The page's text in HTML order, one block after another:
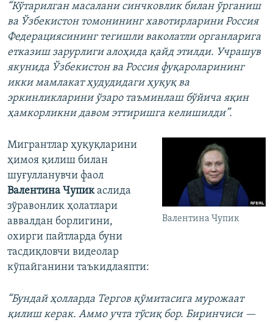
“Кўтарилган масалани синчковлик билан ўрганиш
ва Ўзбекистон томонининг хавотирларини Россия
Федерациясининг тегишли ваколатли органларига
етказиш зарурлиги алоҳида қайд этилди. Учрашув
якунида Ўзбекистон ва Россия фуқароларининг
икки мамлакат ҳудудидаги ҳуқуқ ва
эркинликларини ўзаро таъминлаш бўйича яқин
ҳамкорликни давом эттиришга келишилди”.
Валентина Чупик
Мигрантлар ҳуқуқларини
ҳимоя қилиш билан
шуғулланувчи фаол
Валентина Чупикаслида
зўравонлик ҳолатлари
аввалдан борлигини,
охирги пайтларда буни
тасдиқловчи видеолар
кўпайганини таъкидлаяпти:
“Бундай ҳолларда Тергов қўмитасига мурожаат
қилиш керак. Аммо учта тўсиқ бор. Биринчиси —